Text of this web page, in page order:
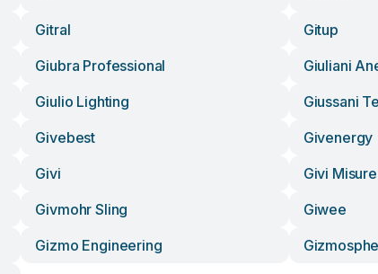
Gitral
Gitup
Giubra Professional
Giuliani
Giulio Lighting
Giussani
Givebest
Givenergy
Givi
Givi Misure
Givmohr Sling
Giwee
Gizmo Engineering